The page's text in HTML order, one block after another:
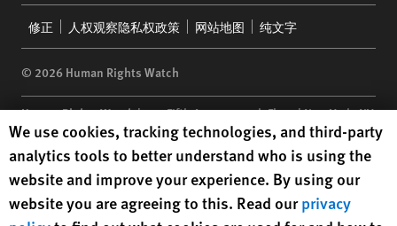
menu
修正 人权观察隐私权政策 网站地图 纯文字
© 2026 Human Rights Watch
Human Rights Watch| 350 Fifth Avenue, 34th Floor | New York,NY
10118-3299USA|t 1.212.290.4700
Human Rights Watchis a 501(C)(3) nonprofit registered in the US
under EIN: 13-2875808
Human Rights Watch cookie preferences
We use cookies, tracking technologies, and third-party
analytics tools to better understand who is using the
website and improve your experience. By using our
website you are agreeing to this. Read ourprivacy